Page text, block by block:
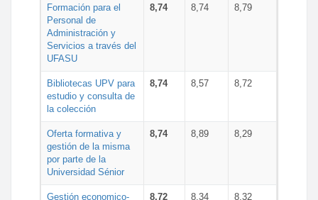
Formación para el
Personal de
Administración y
Servicios a través del
UFASU
8,74 8,74 8,79
Bibliotecas UPV para
estudio y consulta de
la colección
8,74 8,57 8,72
Oferta formativa y
gestión de la misma
por parte de la
Universidad Sénior
8,74 8,89 8,29
Gestión economico- 8,72 8,34 8,32